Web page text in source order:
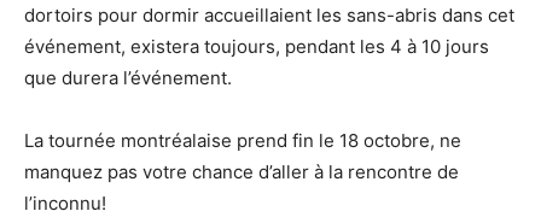
dortoirs pour dormir accueillaient les sans-abris dans cet
événement, existera toujours, pendant les 4 à 10 jours
que durera l’événement.
La tournée montréalaise prend fin le 18 octobre, ne
manquez pas votre chance d’aller à la rencontre de
l’inconnu!